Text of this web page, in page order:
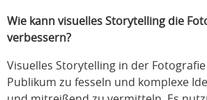
Wie kann visuelles Storytelling die
verbessern?
Visuelles Storytelling in der
Publikum zu fesseln und komplexe